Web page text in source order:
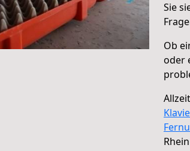
Sie
Ob
oder